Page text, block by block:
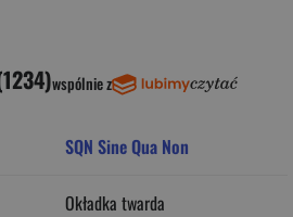
wspólnie z
SQN Sine Qua Non
Okładka twarda